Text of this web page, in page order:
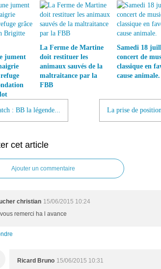
jument
La Ferme de Martine
doit restituer les
animaux sauvés de la
maltraitance par la
FBB
Samedi 18
concert de
classique en
cause animale.
: BB la légende... La prise de
cet article
Ajouter un commentaire
christian 15/06/2015 10:24
remerci ha l avance
Ricard Bruno 15/06/2015 10:31